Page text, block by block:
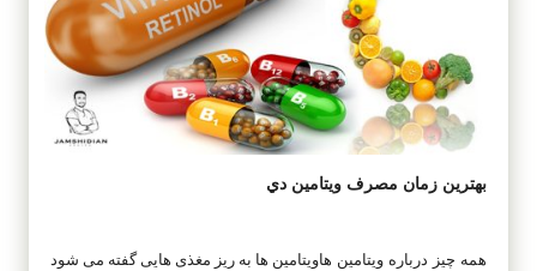
بهترين زمان مصرف ویتامین دي
همه چیز درباره ویتامین هاویتامین ها به ریز مغذی هایی گفته می شود